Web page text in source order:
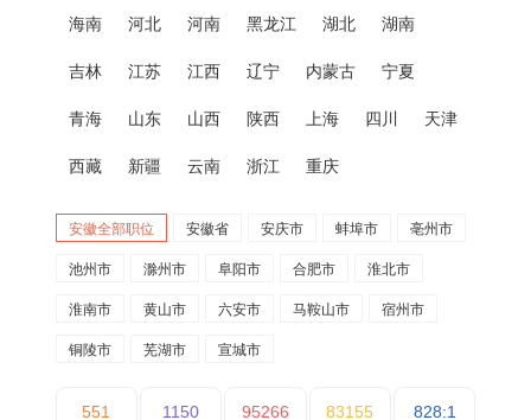
海南 河北 河南 黑龙江 湖北 湖南
吉林 江苏 江西 辽宁 内蒙古 宁夏
青海 山东 山西 陕西 上海 四川 天津
西藏 新疆 云南 浙江 重庆
安徽全部职位 安徽省 安庆市 蚌埠市 亳州市
池州市 滁州市 阜阳市 合肥市 淮北市
淮南市 黄山市 六安市 马鞍山市 宿州市
铜陵市 芜湖市 宣城市
551 1150 95266 83155 828:1